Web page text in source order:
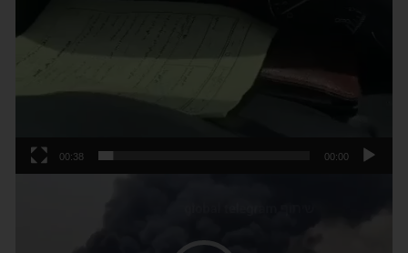
00:00
00:38
וידאו